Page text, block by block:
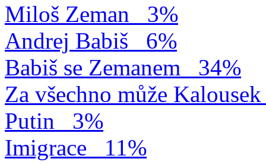
Miloš Zeman
3%
Andrej Babiš
6%
Babiš se Zemanem
34%
Za všechno může Kalousek
Putin
3%
Imigrace
11%